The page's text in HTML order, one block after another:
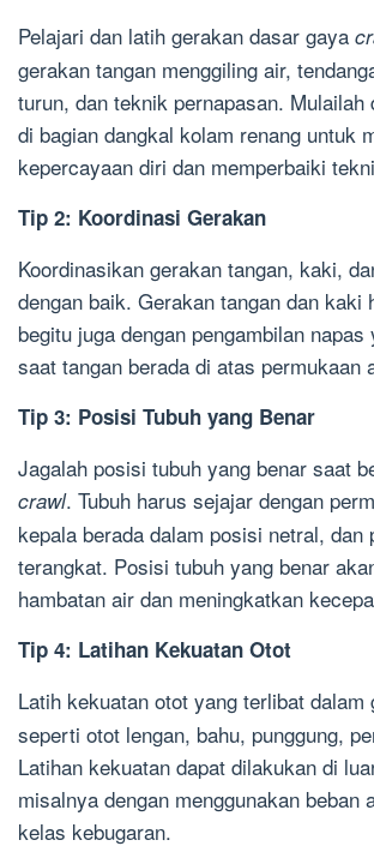
Pelajari dan latih gerakan dasar gaya
gerakan tangan menggiling air,
turun, dan teknik pernapasan. Mulailah
di bagian dangkal kolam renang untuk
kepercayaan diri dan memperbaiki
Tip 2: Koordinasi Gerakan
Koordinasikan gerakan tangan, kaki,
dengan baik. Gerakan tangan dan kaki
begitu juga dengan pengambilan
saat tangan berada di atas permukaan
Tip 3: Posisi Tubuh yang Benar
Jagalah posisi tubuh yang benar saat
crawl. Tubuh harus sejajar dengan
kepala berada dalam posisi netral, dan
terangkat. Posisi tubuh yang benar
hambatan air dan meningkatkan
Tip 4: Latihan Kekuatan Otot
Latih kekuatan otot yang terlibat dalam
seperti otot lengan, bahu, punggung,
Latihan kekuatan dapat dilakukan di
misalnya dengan menggunakan beban
kelas kebugaran.